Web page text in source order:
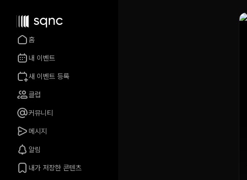
홈
내 이벤트
새 이벤트 등록
클럽
커뮤니티
메시지
알림
내가 저장한 콘텐츠